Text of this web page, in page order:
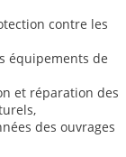
contre les
équipements de
et réparation des
des ouvrages